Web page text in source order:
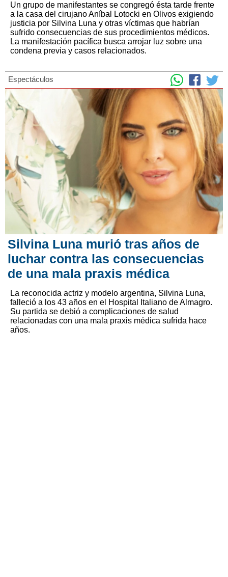
Un grupo de manifestantes se congregó ésta tarde frente
a la casa del cirujano Aníbal Lotocki en Olivos exigiendo
justicia por Silvina Luna y otras víctimas que habrían
sufrido consecuencias de sus procedimientos médicos.
La manifestación pacífica busca arrojar luz sobre una
condena previa y casos relacionados.
Espectáculos
Silvina Luna murió tras años de
luchar contra las consecuencias
de una mala praxis médica
La reconocida actriz y modelo argentina, Silvina Luna,
falleció a los 43 años en el Hospital Italiano de Almagro.
Su partida se debió a complicaciones de salud
relacionadas con una mala praxis médica sufrida hace
años.